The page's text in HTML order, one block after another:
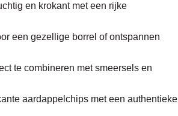
en krokant met een rijke
een gezellige borrel of ontspannen
te combineren met smeersels en
aardappelchips met een authentieke